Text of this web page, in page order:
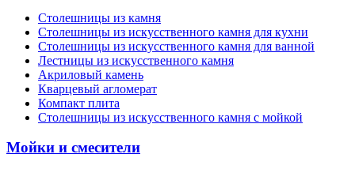
Столешницы из камня
Cтолешницы из искусственного камня для кухни
Cтолешницы из искусственного камня для ванной
Лестницы из искусственного камня
Акриловый камень
Кварцевый агломерат
Компакт плита
Столешницы из искусственного камня с мойкой
Мойки и смесители